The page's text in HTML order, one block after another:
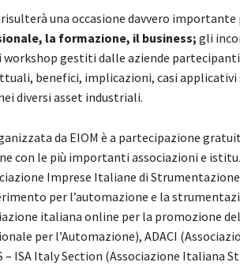
risulterà una occasione davvero importante
la formazione, il business;gli
workshop gestiti dalle aziende
benefici, implicazioni, casi applicativi
diversi asset industriali.
da EIOM è a partecipazione
con le più importanti associazioni e
Imprese Italiane di
per l’automazione e la
italiana online per la promozione
per l’Automazione), ADACI
– ISA Italy Section (Associazione Italiana